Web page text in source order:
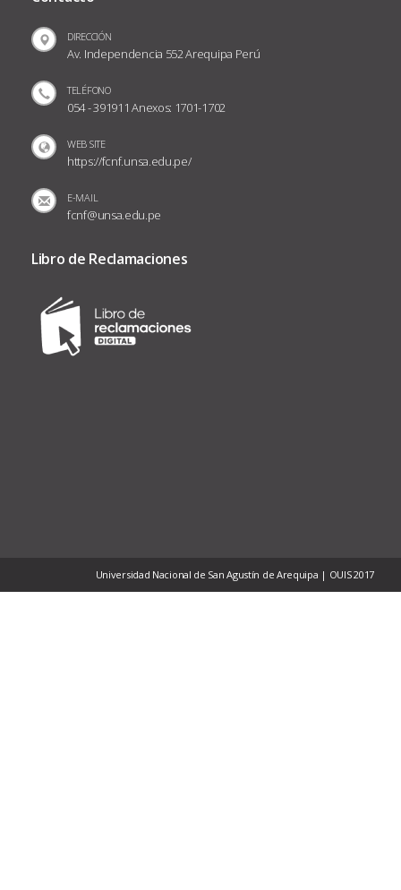
DIRECCIÓN
Av. Independencia 552 Arequipa Perú
TELÉFONO
054 - 391911 Anexos: 1701-1702
WEB SITE
https://fcnf.unsa.edu.pe/
E-MAIL
fcnf@unsa.edu.pe
Libro de Reclamaciones
Universidad Nacional de San Agustín de Arequipa | OUIS 2017